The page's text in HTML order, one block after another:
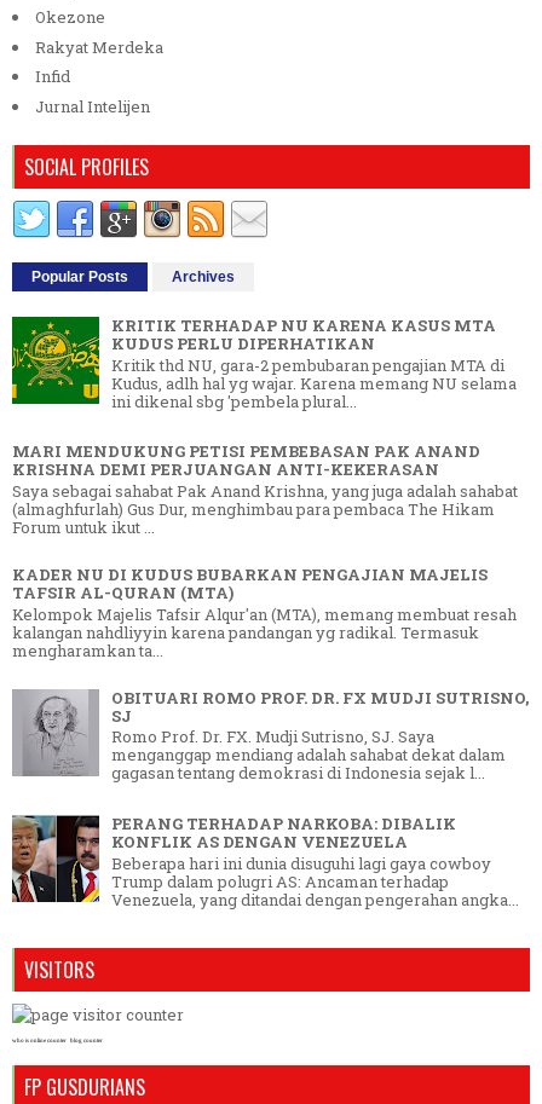
Okezone
Rakyat Merdeka
Infid
Jurnal Intelijen
SOCIAL PROFILES
Popular Posts Archives
KRITIK TERHADAP NU KARENA KASUS MTA
KUDUS PERLU DIPERHATIKAN
Kritik thd NU, gara-2 pembubaran pengajian MTA di
Kudus, adlh hal yg wajar. Karena memang NU selama
ini dikenal sbg 'pembela plural...
MARI MENDUKUNG PETISI PEMBEBASAN PAK ANAND
KRISHNA DEMI PERJUANGAN ANTI-KEKERASAN
Saya sebagai sahabat Pak Anand Krishna, yang juga adalah sahabat
(almaghfurlah) Gus Dur, menghimbau para pembaca The Hikam
Forum untuk ikut ...
KADER NU DI KUDUS BUBARKAN PENGAJIAN MAJELIS
TAFSIR AL-QURAN (MTA)
Kelompok Majelis Tafsir Alqur'an (MTA), memang membuat resah
kalangan nahdliyyin karena pandangan yg radikal. Termasuk
mengharamkan ta...
OBITUARI ROMO PROF. DR. FX MUDJI SUTRISNO,
SJ
Romo Prof. Dr. FX. Mudji Sutrisno, SJ. Saya
menganggap mendiang adalah sahabat dekat dalam
gagasan tentang demokrasi di Indonesia sejak l...
PERANG TERHADAP NARKOBA: DIBALIK
KONFLIK AS DENGAN VENEZUELA
Beberapa hari ini dunia disuguhi lagi gaya cowboy
Trump dalam polugri AS: Ancaman terhadap
Venezuela, yang ditandai dengan pengerahan angka...
VISITORS
who is online counter blog counter
FP GUSDURIANS